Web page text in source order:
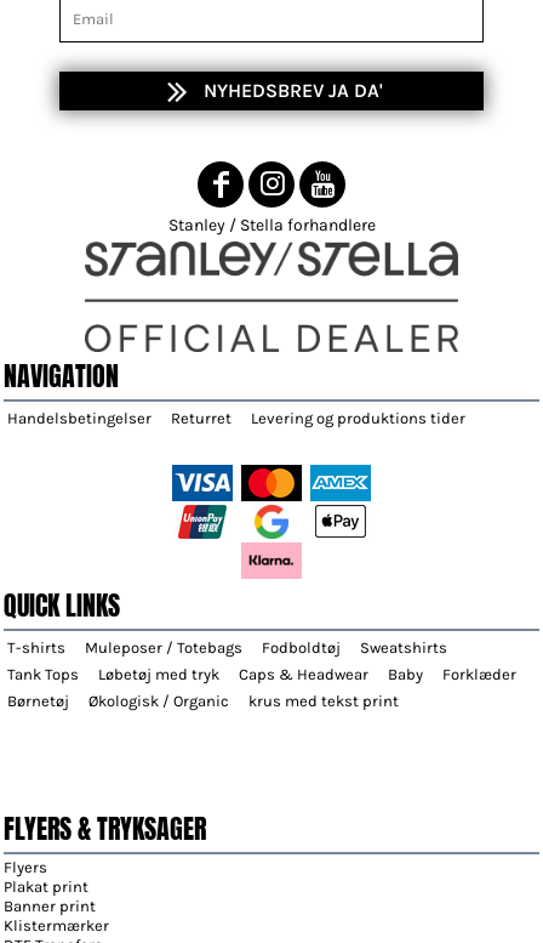
NYHEDSBREV JA DA'
Stanley / Stella forhandlere
NAVIGATION
Handelsbetingelser Returret Levering og produktions tider
QUICK LINKS
T-shirts Muleposer / Totebags Fodboldtøj
Sweatshirts
Tank Tops
Løbetøj med tryk Caps & Headwear Baby
Forklæder
Børnetøj
Økologisk / Organic krus med tekst print
FLYERS & TRYKSAGER
Flyers
Plakat print
Banner print
Klistermærker